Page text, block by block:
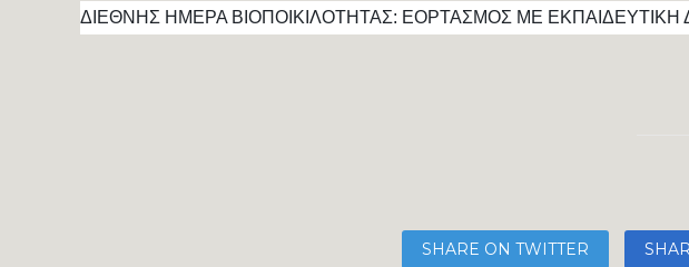
ΔΙΕΘΝΗΣ ΗΜΕΡΑ ΒΙΟΠΟΙΚΙΛΟΤΗΤΑΣ: ΕΟΡΤΑΣΜΟΣ ΜΕ
SHARE ON TWITTER